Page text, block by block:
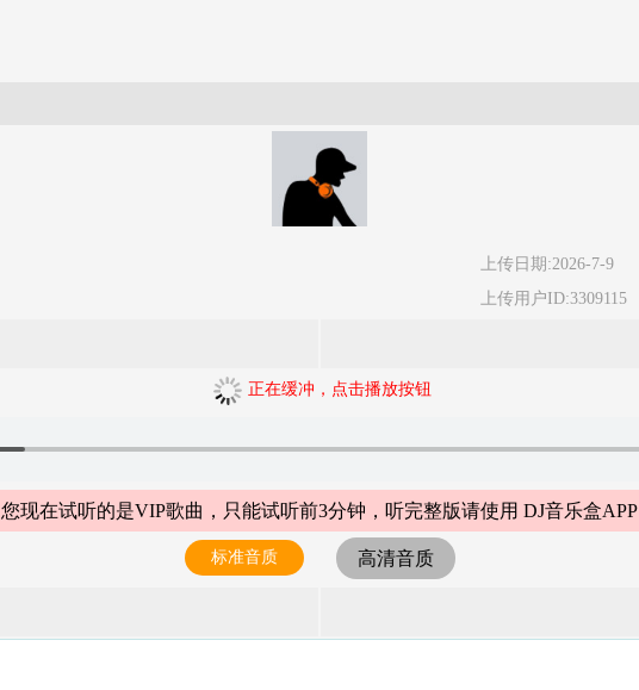
上传日期:2026-7-9
上传用户ID:3309115
正在缓冲，点击播放按钮
您现在试听的是VIP歌曲，只能试听前3分钟，听完整版请使用 DJ音乐盒APP
标准音质 高清音质